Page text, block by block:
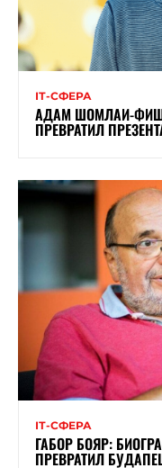
ІТ-СФЕРА
АДАМ ШОМЛАИ-
ПРЕВРАТИЛ
ІТ-СФЕРА
ГАБОР БОЯР:
ПРЕВРАТИЛ